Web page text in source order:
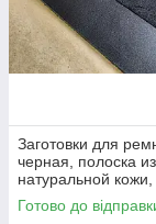
Заготовки для
черная, полоска из
натуральной кожи,
для ременя чорна,
шкіри
Готово до